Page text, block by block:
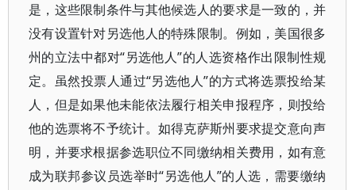
是，这些限制条件与其他候选人的要求是一致的，并
没有设置针对另选他人的特殊限制。例如，美国很多
州的立法中都对“另选他人”的人选资格作出限制性规
定。虽然投票人通过“另选他人”的方式将选票投给某
人，但是如果他未能依法履行相关申报程序，则投给
他的选票将不予统计。如得克萨斯州要求提交意向声
明，并要求根据参选职位不同缴纳相关费用，如有意
成为联邦参议员选举时“另选他人”的人选，需要缴纳